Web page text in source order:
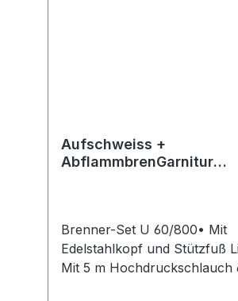
Aufschweiss +
AbflammbrenGarnitur
Brenner-Set U 60/800• Mit
Edelstahlkopf und Stützfuß Lieferung:
Mit 5 m Hochdruckschlauch 6,3 x 5